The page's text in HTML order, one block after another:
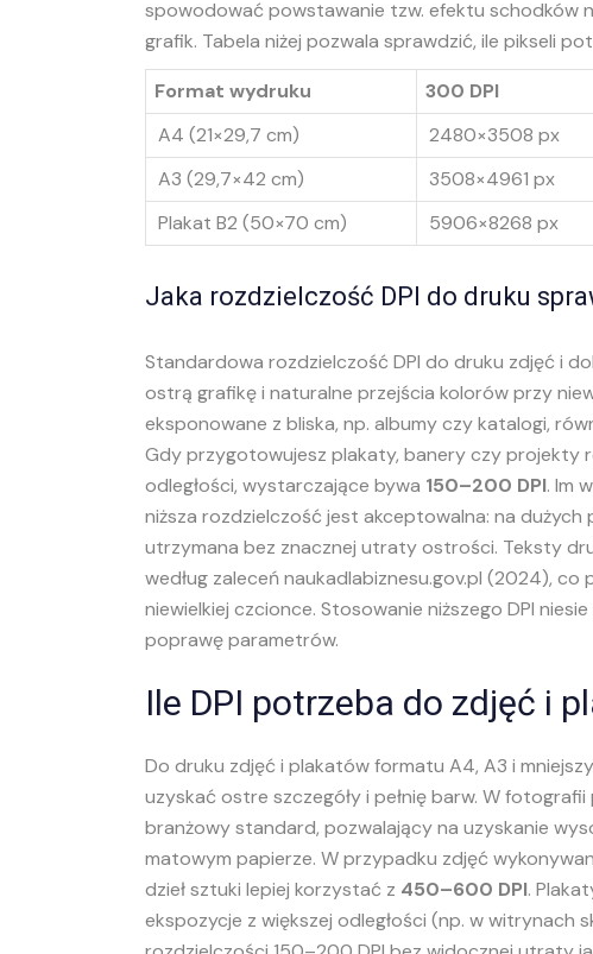
spowodować powstawanie tzw. efektu schodków
grafik. Tabela niżej pozwala sprawdzić, ile pikseli
Format wydruku
300 DPI
A4 (21×29,7 cm)
2480×3508 px
A3 (29,7×42 cm)
3508×4961 px
Plakat B2 (50×70 cm)
5906×8268 px
Jaka rozdzielczość DPI do druku
Standardowa rozdzielczość DPI do druku zdjęć i
ostrą grafikę i naturalne przejścia kolorów przy
eksponowane z bliska, np. albumy czy katalogi,
Gdy przygotowujesz plakaty, banery czy projekty
odległości, wystarczające bywa 150–200 DPI. Im
niższa rozdzielczość jest akceptowalna: na
utrzymana bez znacznej utraty ostrości. Teksty
według zaleceń naukadlabiznesu.gov.pl (2024),
niewielkiej czcionce. Stosowanie niższego DPI
poprawę parametrów.
Ile DPI potrzeba do zdjęć i
Do druku zdjęć i plakatów formatu A4, A3 i
uzyskać ostre szczegóły i pełnię barw. W
branżowy standard, pozwalający na uzyskanie
matowym papierze. W przypadku zdjęć
dzieł sztuki lepiej korzystać z 450–600 DPI.
ekspozycje z większej odległości (np. w witrynach